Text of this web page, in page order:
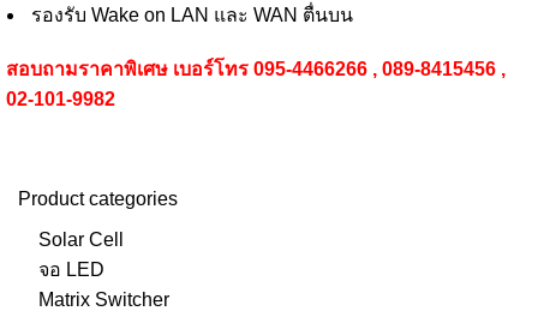
Product categories
Solar Cell
จอ LED
Matrix Switcher
รองรับ Wake on LAN และ WAN ตื่นบน
สอบถามราคาพิเศษ เบอร์โทร 095-4466266 , 089-8415456 ,
02-101-9982